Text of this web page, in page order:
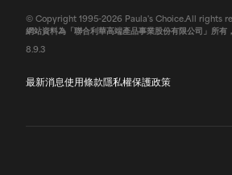
聯絡我們
© Copyright 1995-2026 Paula's Choice.All rights
網站資料為「聯合利華高端產品事業股份有限公司」所有
8.9.3
最新消息使用條款隱私權保護政策